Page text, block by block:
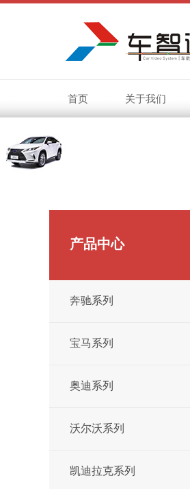
首页 关于我们
产品中心
奔驰系列
宝马系列
奥迪系列
沃尔沃系列
凯迪拉克系列